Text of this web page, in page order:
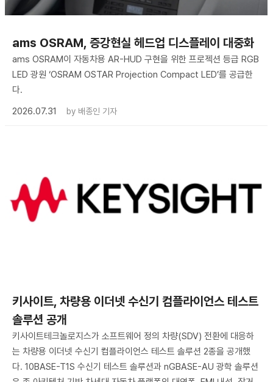
ams OSRAM, 증강현실 헤드업 디스플레이 대중화
ams OSRAM이 자동차용 AR-HUD 구현을 위한 프로젝션 등급 RGB
LED 광원 ‘OSRAM OSTAR Projection Compact LED’를 공급한
다.
2026.07.31
by 배종인 기자
키사이트, 차량용 이더넷 수신기 컴플라이언스 테스트
솔루션 공개
키사이트테크놀로지스가 소프트웨어 정의 차량(SDV) 전환에 대응하
는 차량용 이더넷 수신기 컴플라이언스 테스트 솔루션 2종을 공개했
다. 10BASE-T1S 수신기 테스트 솔루션과 nGBASE-AU 광학 솔루션